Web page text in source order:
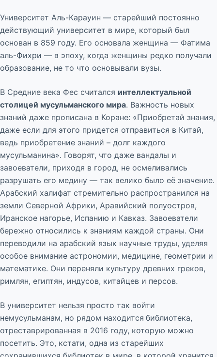
Университет Аль-Карауин — старейший постоянно
действующий университет в мире, который был
основан в 859 году. Его основала женщина — Фатима
аль-Фихри — в эпоху, когда женщины редко получали
образование, не то что основывали вузы.
В Средние века Фес считался интеллектуальной
столицей мусульманского мира. Важность новых
знаний даже прописана в Коране: «Приобретай знания,
даже если для этого придется отправиться в Китай,
ведь приобретение знаний – долг каждого
мусульманина». Говорят, что даже вандалы и
завоеватели, приходя в город, не осмеливались
разрушать его медину — так велико было её значение.
Арабский халифат стремительно распространился на
земли Северной Африки, Аравийский полуостров,
Иранское нагорье, Испанию и Кавказ. Завоеватели
бережно относились к знаниям каждой страны. Они
переводили на арабский язык научные труды, уделяя
особое внимание астрономии, медицине, геометрии и
математике. Они переняли культуру древних греков,
римлян, египтян, индусов, китайцев и персов.
В университет нельзя просто так войти
немусульманам, но рядом находится библиотека,
отреставрированная в 2016 году, которую можно
посетить. Это, кстати, одна из старейших